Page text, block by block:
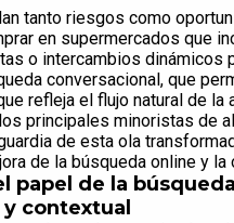
tanto riesgos como
en supermercados que
o intercambios dinámicos
conversacional, que
refleja el flujo natural de
principales minoristas de
de esta ola
de la búsqueda online y la
papel de la
contextual